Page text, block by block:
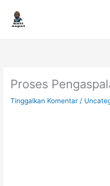
konten
Proses
Tinggalkan Komentar /